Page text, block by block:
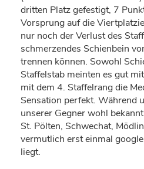
dritten Platz gefestigt, 7
Vorsprung auf die
nur noch der Verlust des
schmerzendes Schienbein
trennen können. Sowohl
Staffelstab meinten es gut
mit dem 4. Staffelrang die
Sensation perfekt. Während
unserer Gegner wohl
St. Pölten, Schwechat,
vermutlich erst einmal
liegt.